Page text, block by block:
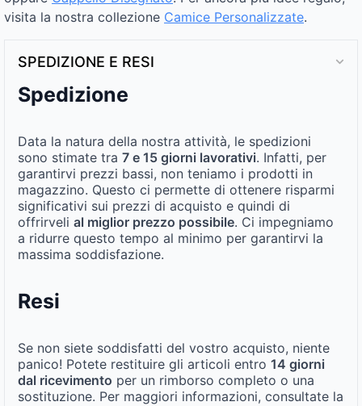
visita la nostra collezione Camice Personalizzate.
SPEDIZIONE E RESI
Spedizione
Data la natura della nostra attività, le spedizioni
sono stimate tra 7 e 15 giorni lavorativi. Infatti, per
garantirvi prezzi bassi, non teniamo i prodotti in
magazzino. Questo ci permette di ottenere risparmi
significativi sui prezzi di acquisto e quindi di
offrirveli al miglior prezzo possibile. Ci impegniamo
a ridurre questo tempo al minimo per garantirvi la
massima soddisfazione.
Resi
Se non siete soddisfatti del vostro acquisto, niente
panico! Potete restituire gli articoli entro 14 giorni
dal ricevimento per un rimborso completo o una
sostituzione. Per maggiori informazioni, consultate la